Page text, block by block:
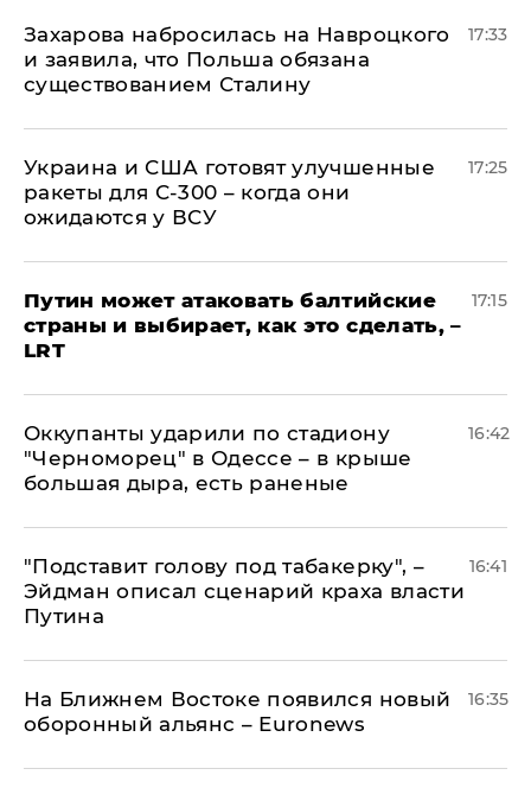
​Захарова набросилась на Навроцкого
и заявила, что Польша обязана
существованием Сталину
17:33
Украина и США готовят улучшенные
ракеты для С-300 – когда они
ожидаются у ВСУ
17:25
Путин может атаковать балтийские
страны и выбирает, как это сделать, –
LRT
17:15
Оккупанты ударили по стадиону
"Черноморец" в Одессе – в крыше
большая дыра, есть раненые
16:42
​"Подставит голову под табакерку", –
Эйдман описал сценарий краха власти
Путина
16:41
На Ближнем Востоке появился новый
оборонный альянс – Euronews
16:35